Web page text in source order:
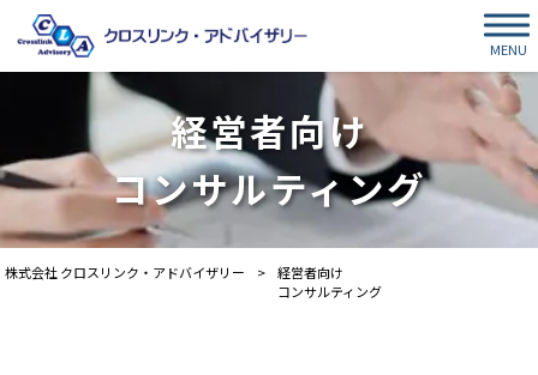
MENU
経営者向け
コンサルティング
株式会社 クロスリンク・アドバイザリー >
経営者向け
コンサルティング